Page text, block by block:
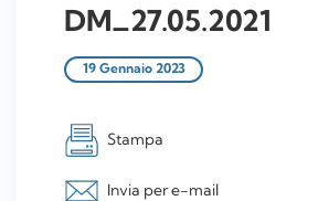
DM_27.05.2021
19 Gennaio 2023
Stampa
Invia per e-mail